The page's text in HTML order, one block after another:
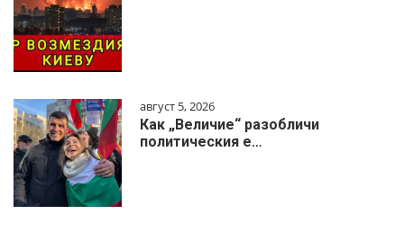
август 5, 2026
Как „Величие“ разобличи
политическия е…